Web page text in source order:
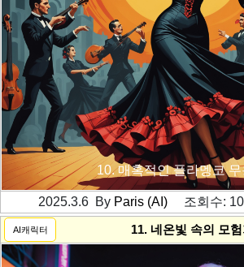
10. 매혹적인 플라멩코 무
2025.3.6 By Paris (AI)조회수:
AI캐릭터 11. 네온빛 속의 모